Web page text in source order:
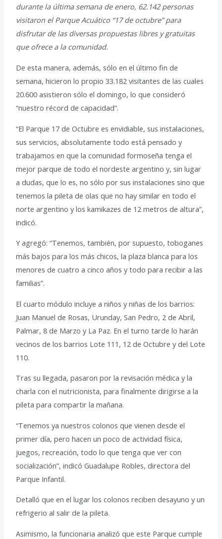
durante la última semana de enero, 62.142 personas
visitaron el Parque Acuático “17 de octubre” para
disfrutar de las diversas propuestas libres y gratuitas
que ofrece a la comunidad.
De esta manera, además, sólo en el último fin de
semana, hicieron lo propio 33.182 visitantes de las cuales
20.600 asistieron sólo el domingo, lo que consideró
“nuestro récord de capacidad”.
“El Parque 17 de Octubre es envidiable, sus instalaciones,
sus servicios, absolutamente todo está pensado y
trabajamos en que la comunidad formoseña tenga el
mejor parque de todo el nordeste argentino y, sin lugar
a dudas, que lo es, no sólo por sus instalaciones sino que
tenemos la pileta de olas que no hay similar en todo el
norte argentino y los kamikazes de 12 metros de altura”,
indicó.
Y agregó: “Tenemos, también, por supuesto, toboganes
más bajos para los más chicos, la plaza blanca para los
menores de cuatro a cinco años y todo para recibir a las
familias”.
El cuarto módulo incluye a niños y niñas de los barrios:
Juan Manuel de Rosas, Urunday, San Pedro, 2 de Abril,
Palmar, 8 de Marzo y La Paz. En el turno tarde lo harán
vecinos de los barrios Lote 111, 12 de Octubre y del Lote
110.
Tras su llegada, pasaron por la revisación médica y la
charla con el nutricionista, para finalmente dirigirse a la
pileta para compartir la mañana.
“Tenemos ya nuestros colonos que vienen desde el
primer día, pero hacen un poco de actividad física,
juegos, recreación, todo lo que tenga que ver con
socialización”, indicó Guadalupe Robles, directora del
Parque Infantil.
Detalló que en el lugar los colonos reciben desayuno y un
refrigerio al salir de la pileta.
Asimismo, la funcionaria analizó que este Parque cumple